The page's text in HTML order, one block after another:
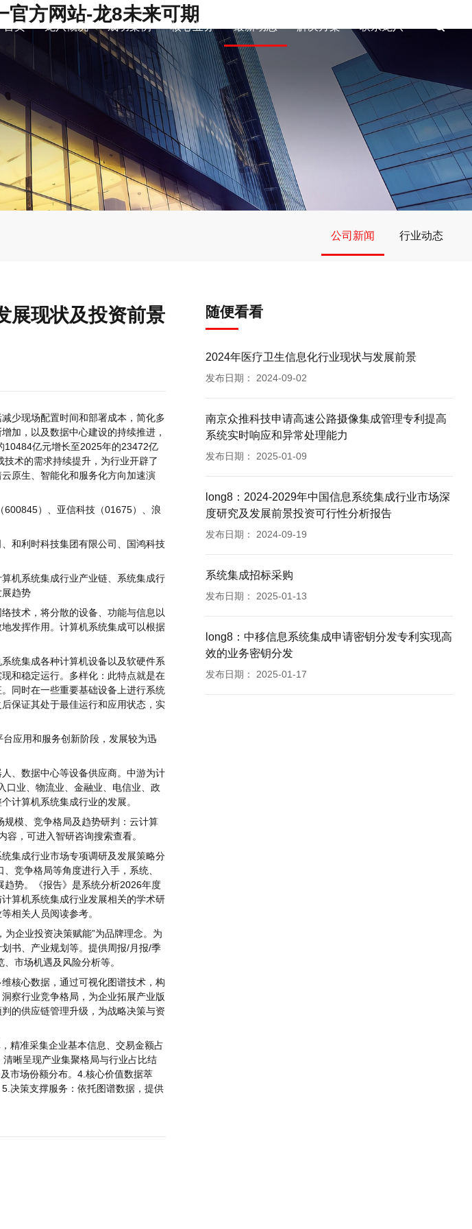
官方网站-龙8未来可期
首页 龙八概况 成功案例 核心业务 最新动态 解决方案 联系龙八
公司新闻 行业动态
展现状及投资前景
少现场配置时间和部署成本，简化多
加，以及数据中心建设的持续推进，
10484亿元增长至2025年的23472亿
术的需求持续提升，为行业开辟了
原生、智能化和服务化方向加速演
）、亚信科技（01675）、浪
和利时科技集团有限公司、国鸿科技
机系统集成行业产业链、系统集成行
趋势
技术，将分散的设备、功能与信息以
发挥作用。计算机系统集成可以根据
统集成各种计算机设备以及软硬件系
和稳定运行。多样化：此特点就是在
同时在一些重要基础设备上进行系统
保证其处于最佳运行和应用状态，实
应用和服务创新阶段，发展较为迅
、数据中心等设备供应商。中游为计
口业、物流业、金融业、电信业、政
计算机系统集成行业的发展。
模、竞争格局及趋势研判：云计算
，可进入智研咨询搜索查看。
集成行业市场专项调研及发展策略分
竞争格局等角度进行入手，系统、
势。《报告》是系统分析2026年度
算机系统集成行业发展相关的学术研
相关人员阅读参考。
企业投资决策赋能”为品牌理念。为
书、产业规划等。提供周报/月报/季
市场机遇及风险分析等。
核心数据，通过可视化图谱技术，构
察行业竞争格局，为企业拓展产业版
的供应链管理升级，为战略决策与资
精准采集企业基本信息、交易金额占
晰呈现产业集聚格局与行业占比结
市场份额分布。4.核心价值数据萃
决策支撑服务：依托图谱数据，提供
随便看看
2024年医疗卫生信息化行业现状与发展前景
发布日期： 2024-09-02
南京众推科技申请高速公路摄像集成管理专利提高
系统实时响应和异常处理能力
发布日期： 2025-01-09
long8：2024-2029年中国信息系统集成行业市场深
度研究及发展前景投资可行性分析报告
发布日期： 2024-09-19
系统集成招标采购
发布日期： 2025-01-13
long8：中移信息系统集成申请密钥分发专利实现高
效的业务密钥分发
发布日期： 2025-01-17